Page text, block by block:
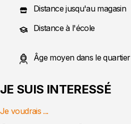
Distance jusqu'au magasin
Distance à l'école
Âge moyen dans le quartier
JE SUIS INTERESSÉ
Je voudrais ...